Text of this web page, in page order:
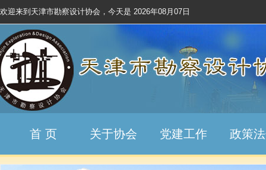
欢迎来到天津市勘察设计协会，今天是 2026年08月07日
首 页 关于协会 党建工作 政策